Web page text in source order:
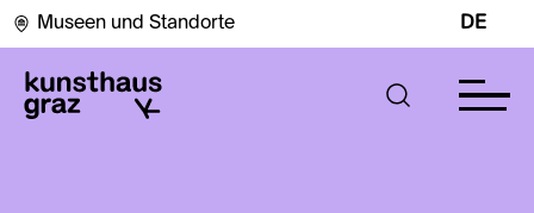
Museen und Standorte DE